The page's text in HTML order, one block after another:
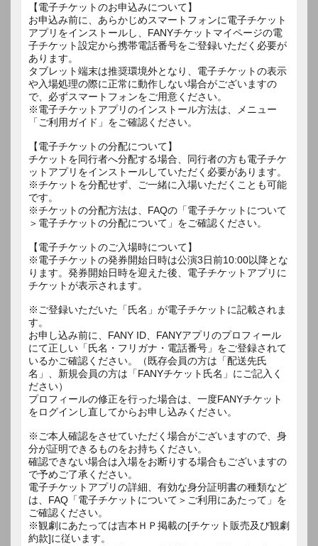
【電子チケットのお申込みについて】
お申込み前に、あらかじめスマートフォンに電子チケット
アプリをインストールし、FANYチケットマイページの電
子チケット設定から携帯電話番号をご登録いただく必要が
あります。
タブレット端末は推奨環境外となり、電子チケットの表示
や入場処理の際に正常に動作しない場合がございますの
で、必ずスマートフォンをご用意ください。
※電子チケットアプリのインストール方法は、メニュー
「ご利用ガイド」をご確認ください。
【電子チケットの分配について】
チケットを同行者へ分配する場合、同行者の方も電子チケ
ットアプリをインストールしていただく必要があります。
※チケットを分配せず、ご一緒に入場いただくことも可能
です。
※チケットの分配方法は、FAQの「電子チケットについて
＞電子チケットの分配について」をご確認ください。
【電子チケットのご入場時について】
※電子チケットの発券開始日時は公演3日前10:00以降とな
ります。発券開始日時を迎えた後、電子チケットアプリに
チケットが表示されます。
※ご登録いただいた「氏名」が電子チケットに記載されま
す。
お申し込み前に、FANY ID、FANYアプリのプロフィール
にて正しい「氏名・フリガナ・電話番号」をご登録されて
いるかご確認ください。（既存会員の方は「配送先氏
名」、新規会員の方は「FANYチケット氏名」にご記入く
ださい）
プロフィールの修正を行った場合は、一度FANYチケット
をログインし直してからお申し込みください。
※ご本人確認をさせていただく場合がございますので、身
分が証明できるものをお持ちください。
確認できない場合は入場をお断りする場合もございますの
で予めご了承ください。
電子チケットアプリの詳細、有効な身分証明書の種類など
は、FAQ「電子チケットについて＞ご利用にあたって」を
ご確認ください。
※観劇にあたっては吉本ＨＰ掲載の[チケット販売及び観劇
約款]に従います。